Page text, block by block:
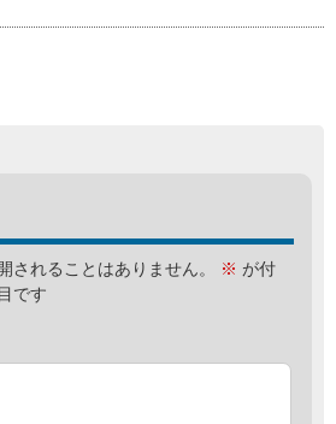
されることはありません。 ※ が付
です